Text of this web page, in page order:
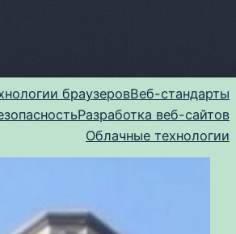
браузеровВеб-стандарты
Разработка веб-сайтов
Облачные технологии